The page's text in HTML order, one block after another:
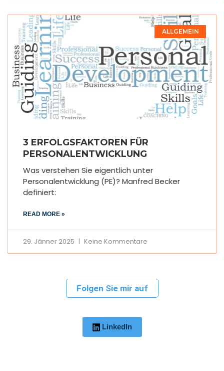
ALLGEMEIN
3 ERFOLGSFAKTOREN FÜR
PERSONALENTWICKLUNG
Was verstehen Sie eigentlich unter
Personalentwicklung (PE)? Manfred Becker
definiert:
READ MORE »
29. Jänner 2025 Keine Kommentare
Folgen Sie mir auf
LinkedIn